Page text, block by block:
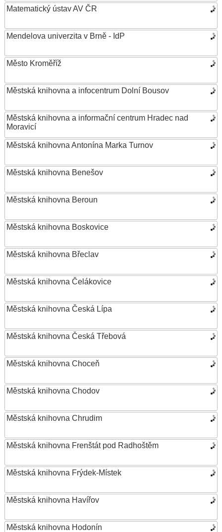
Matematický ústav AV ČR
Mendelova univerzita v Brně - IdP
Město Kroměříž
Městská knihovna a infocentrum Dolní Bousov
Městská knihovna a informační centrum Hradec nad
Moravicí
Městská knihovna Antonína Marka Turnov
Městská knihovna Benešov
Městská knihovna Beroun
Městská knihovna Boskovice
Městská knihovna Břeclav
Městská knihovna Čelákovice
Městská knihovna Česká Lípa
Městská knihovna Česká Třebová
Městská knihovna Choceň
Městská knihovna Chodov
Městská knihovna Chrudim
Městská knihovna Frenštát pod Radhoštěm
Městská knihovna Frýdek-Místek
Městská knihovna Havířov
Městská knihovna Hodonín